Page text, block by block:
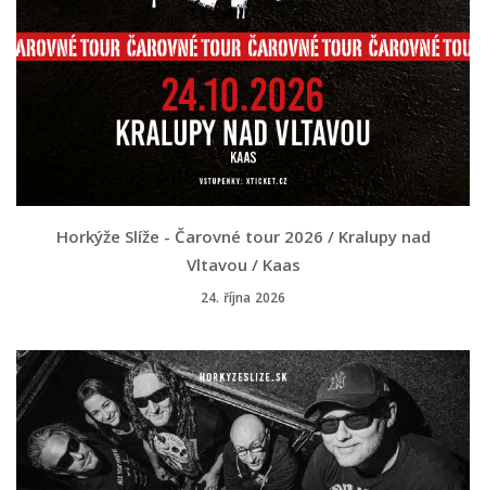
Horkýže Slíže - Čarovné tour 2026 / Kralupy nad
Vltavou / Kaas
24. října 2026